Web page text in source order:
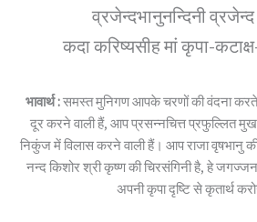
व्रजेन्दभानुनन्दिनी
कदा करिष्यसीह मां कृपा-
भावार्थ :समस्त मुनिगण आपके चरणों की वंदना
दूर करने वाली हैं, आप प्रसन्नचित्त प्रफुल्लित
निकुंज में विलास करने वाली हैं। आप राजा वृषभानु
नन्द किशोर श्री कृष्ण की चिरसंगिनी है, हे
अपनी कृपा दृष्टि से कृतार्थ